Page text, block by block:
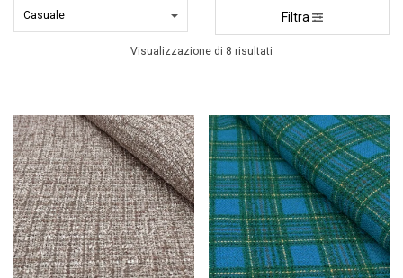
Filtra
Visualizzazione di 8 risultati